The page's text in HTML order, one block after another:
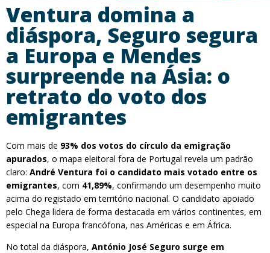
Ventura domina a
diáspora, Seguro segura
a Europa e Mendes
surpreende na Ásia: o
retrato do voto dos
emigrantes
Com mais de 93% dos votos do círculo da emigração
apurados, o mapa eleitoral fora de Portugal revela um padrão
claro: André Ventura foi o candidato mais votado entre os
emigrantes, com 41,89%, confirmando um desempenho muito
acima do registado em território nacional. O candidato apoiado
pelo Chega lidera de forma destacada em vários continentes, em
especial na Europa francófona, nas Américas e em África.
No total da diáspora, António José Seguro surge em